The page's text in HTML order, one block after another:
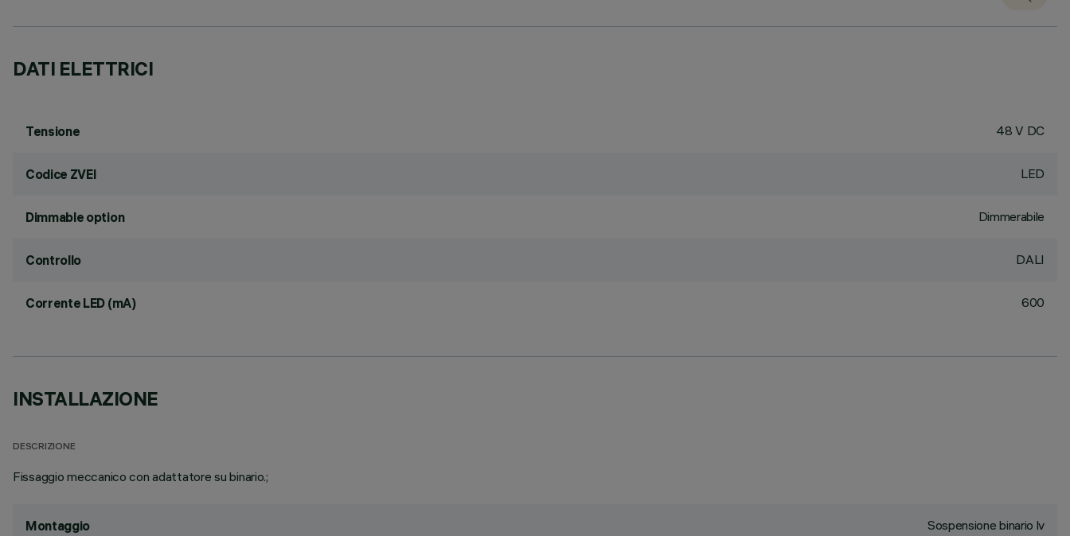
DATI ELETTRICI
Tensione 48 V DC
Codice ZVEI LED
Dimmable option Dimmerabile
Controllo DALI
Corrente LED (mA) 600
INSTALLAZIONE
DESCRIZIONE
Fissaggio meccanico con adattatore su binario.;
Montaggio Sospensione binario lv